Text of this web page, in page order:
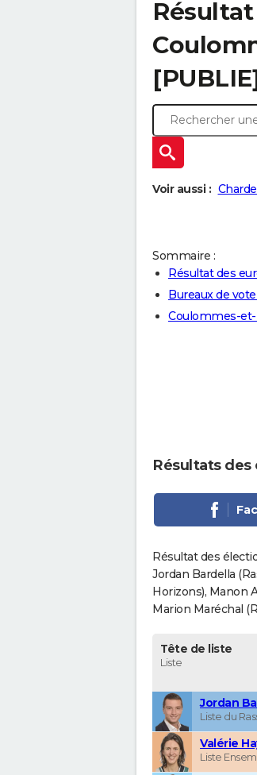
Voir aussi :
Sommaire :
Résultat des
Bureaux de
Coulommes-
Résultats
Résultat des
Jordan Bardella
Horizons), Manon
Marion Maréchal
Tête de liste
Liste
Jordan
Liste du
Valérie
Liste